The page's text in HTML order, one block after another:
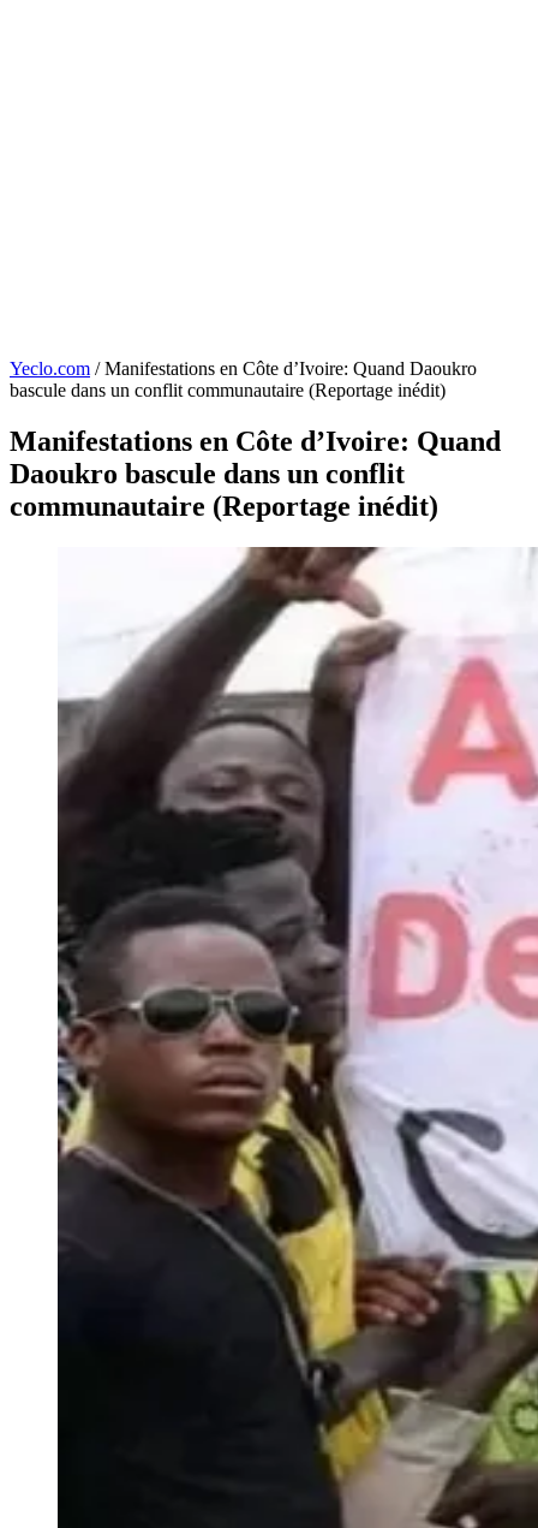
Yeclo.com / Manifestations en Côte d’Ivoire: Quand Daoukro
bascule dans un conflit communautaire (Reportage inédit)
Manifestations en Côte d’Ivoire: Quand
Daoukro bascule dans un conflit
communautaire (Reportage inédit)